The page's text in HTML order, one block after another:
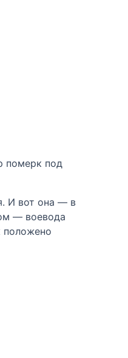
померк под
И вот она — в
— воевода
положено